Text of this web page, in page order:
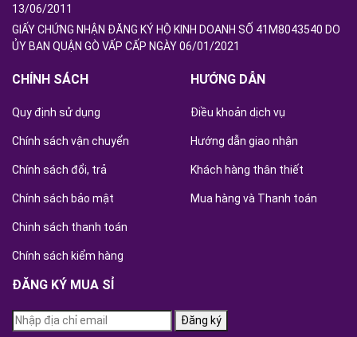
13/06/2011
GIẤY CHỨNG NHẬN ĐĂNG KÝ HỘ KINH DOANH SỐ 41M8043540 DO
ỦY BAN QUẬN GÒ VẤP CẤP NGÀY 06/01/2021
CHÍNH SÁCH
Quy định sử dụng
Chính sách vận chuyển
Chính sách đổi, trả
Chính sách bảo mật
Chinh sách thanh toán
Chính sách kiểm hàng
HƯỚNG DẪN
Điều khoản dịch vụ
Hướng dẫn giao nhận
Khách hàng thân thiết
Mua hàng và Thanh toán
ĐĂNG KÝ MUA SỈ
Đăng ký